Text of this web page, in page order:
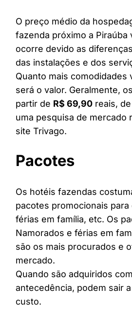
O preço médio da
fazenda próximo a Piraúba
ocorre devido as
das instalações e dos
Quanto mais comodidades
será o valor. Geralmente,
partir de R$ 69,90 reais,
uma pesquisa de mercado
site Trivago.
Pacotes
Os hotéis fazendas
pacotes promocionais para
férias em família, etc. Os
Namorados e férias em
são os mais procurados e
mercado.
Quando são adquiridos
antecedência, podem sair
custo.